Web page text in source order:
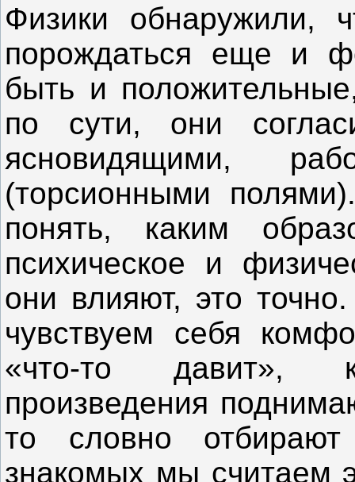
Физики обнаружили,
порождаться еще и
быть и
по сути, они
ясновидящими,
(торсионными
понять, каким
психическое и
они влияют, это
чувствуем себя
«что-то давит»,
произведения
то словно
знакомых мы считаем